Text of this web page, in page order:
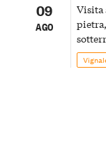
09
AGO
Visita